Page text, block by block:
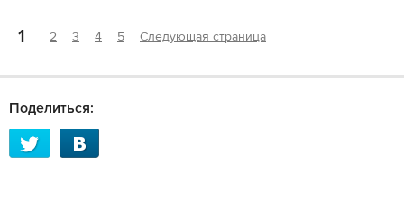
1 2 3 4 5 Следующая страница
Поделиться: